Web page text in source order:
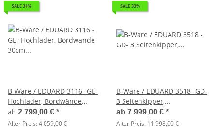
SALE 31%
B-Ware / EDUARD 3116 -GE-
Hochlader, Bordwände
30cm -1500kg- Lfh: 63cm
-195/50R13 mit Hochplane
ab 2.799,00 € *
Alter Preis:4.059,00 €
SALE 33%
B-Ware / EDUARD 3518 -GD-
3 Seitenkipper,
Auffahrschienen,
Bordwände 30cm -3000kg- E
ab 7.999,00 € *
Alter Preis:11.998,00 €